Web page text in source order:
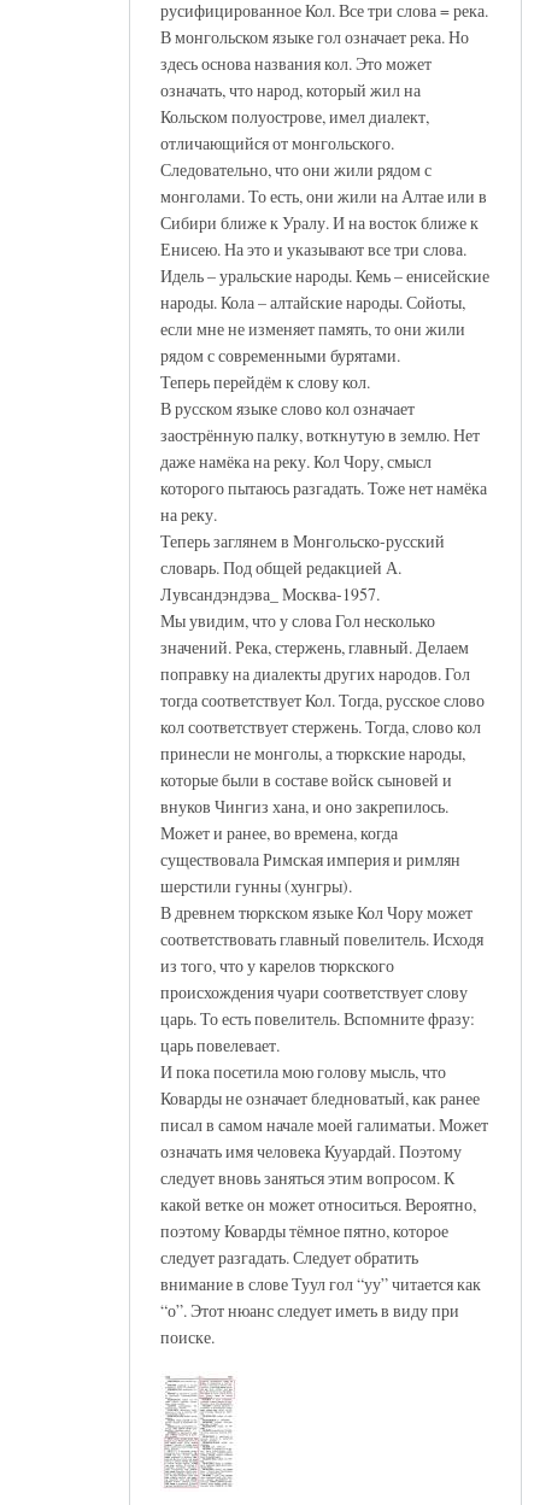
русифицированное Кол. Все три слова = река.
В монгольском языке гол означает река. Но
здесь основа названия кол. Это может
означать, что народ, который жил на
Кольском полуострове, имел диалект,
отличающийся от монгольского.
Следовательно, что они жили рядом с
монголами. То есть, они жили на Алтае или в
Сибири ближе к Уралу. И на восток ближе к
Енисею. На это и указывают все три слова.
Идель – уральские народы. Кемь – енисейские
народы. Кола – алтайские народы. Сойоты,
если мне не изменяет память, то они жили
рядом с современными бурятами.
Теперь перейдём к слову кол.
В русском языке слово кол означает
заострённую палку, воткнутую в землю. Нет
даже намёка на реку. Кол Чору, смысл
которого пытаюсь разгадать. Тоже нет намёка
на реку.
Теперь заглянем в Монгольско-русский
словарь. Под общей редакцией А.
Лувсандэндэва_ Москва-1957.
Мы увидим, что у слова Гол несколько
значений. Река, стержень, главный. Делаем
поправку на диалекты других народов. Гол
тогда соответствует Кол. Тогда, русское слово
кол соответствует стержень. Тогда, слово кол
принесли не монголы, а тюркские народы,
которые были в составе войск сыновей и
внуков Чингиз хана, и оно закрепилось.
Может и ранее, во времена, когда
существовала Римская империя и римлян
шерстили гунны (хунгры).
В древнем тюркском языке Кол Чору может
соответствовать главный повелитель. Исходя
из того, что у карелов тюркского
происхождения чуари соответствует слову
царь. То есть повелитель. Вспомните фразу:
царь повелевает.
И пока посетила мою голову мысль, что
Коварды не означает бледноватый, как ранее
писал в самом начале моей галиматьи. Может
означать имя человека Кууардай. Поэтому
следует вновь заняться этим вопросом. К
какой ветке он может относиться. Вероятно,
поэтому Коварды тёмное пятно, которое
следует разгадать. Следует обратить
внимание в слове Туул гол “уу” читается как
“о”. Этот нюанс следует иметь в виду при
поиске.